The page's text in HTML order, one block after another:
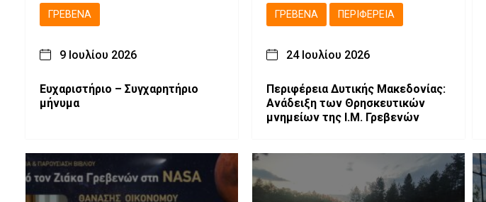
ΓΡΕΒΕΝΆ
9 Ιουλίου 2026
Ευχαριστήριο – Συγχαρητήριο
μήνυμα
ΓΡΕΒΕΝΆ ΠΕΡΙΦΈΡΕΙΑ
24 Ιουλίου 2026
Περιφέρεια Δυτικής Μακεδονίας:
Ανάδειξη των Θρησκευτικών